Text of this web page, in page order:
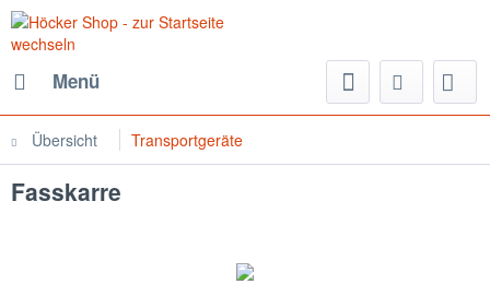
Menü
Übersicht Transportgeräte
Fasskarre